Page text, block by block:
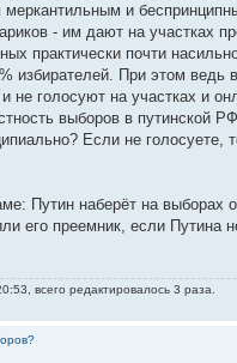
и
- им дают на участках
практически почти
избирателей. При этом
не голосуют на участках и
выборов в
Если не
Путин наберёт на выборах
его преемник, если Путина
всего редактировалось 3 раза.